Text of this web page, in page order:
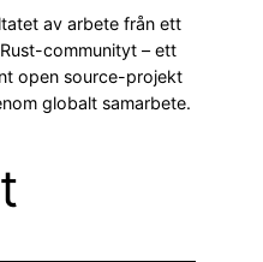
av arbete från ett
communityt – ett
open source-projekt
globalt samarbete.